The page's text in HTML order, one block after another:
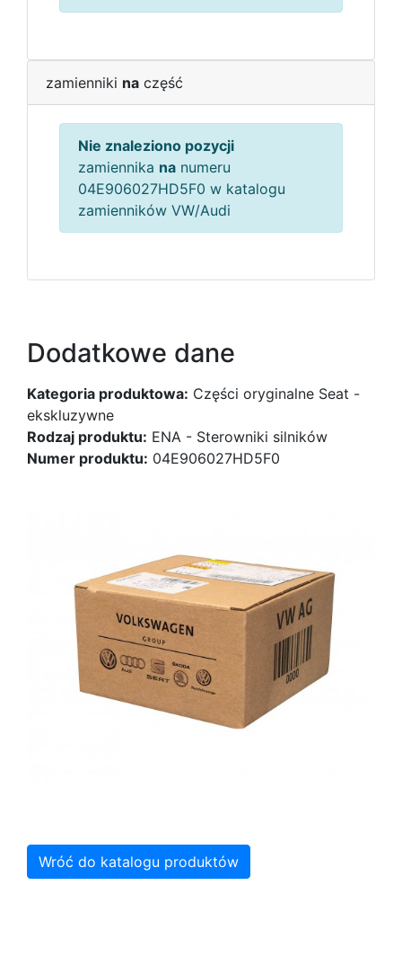
zamienniki na część
Nie znaleziono pozycji
zamiennika na numeru
04E906027HD5F0 w katalogu
zamienników VW/Audi
Dodatkowe dane
Kategoria produktowa: Części oryginalne Seat -
ekskluzywne
Rodzaj produktu: ENA - Sterowniki silników
Numer produktu: 04E906027HD5F0
Wróć do katalogu produktów